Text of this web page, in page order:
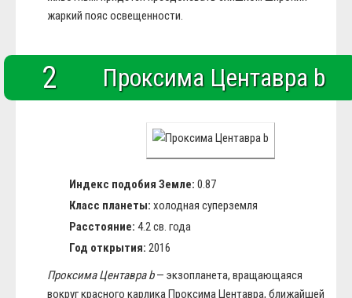
жаркий пояс освещенности.
2 Проксима Центавра b
Индекс подобия Земле: 0.87
Класс планеты: холодная суперземля
Расстояние: 4.2 св. года
Год открытия: 2016
Проксима Центавра b— экзопланета, вращающаяся
вокруг красного карлика Проксима Центавра, ближайшей